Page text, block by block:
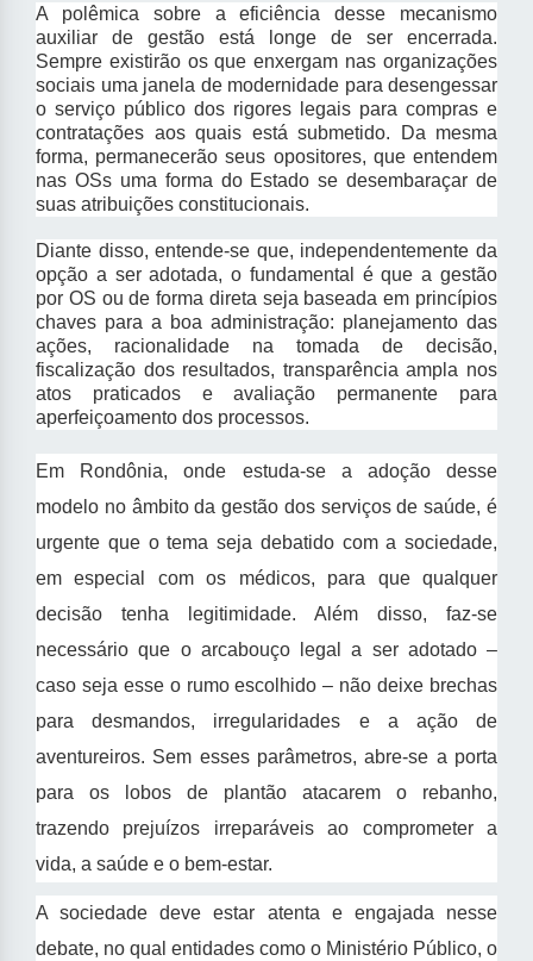
A polêmica sobre a eficiência desse mecanismo
auxiliar de gestão está longe de ser encerrada.
Sempre existirão os que enxergam nas organizações
sociais uma janela de modernidade para desengessar
o serviço público dos rigores legais para compras e
contratações aos quais está submetido. Da mesma
forma, permanecerão seus opositores, que entendem
nas OSs uma forma do Estado se desembaraçar de
suas atribuições constitucionais.
Diante disso, entende-se que, independentemente da
opção a ser adotada, o fundamental é que a gestão
por OS ou de forma direta seja baseada em princípios
chaves para a boa administração: planejamento das
ações, racionalidade na tomada de decisão,
fiscalização dos resultados, transparência ampla nos
atos praticados e avaliação permanente para
aperfeiçoamento dos processos.
Em Rondônia, onde estuda-se a adoção desse
modelo no âmbito da gestão dos serviços de saúde, é
urgente que o tema seja debatido com a sociedade,
em especial com os médicos, para que qualquer
decisão tenha legitimidade. Além disso, faz-se
necessário que o arcabouço legal a ser adotado –
caso seja esse o rumo escolhido – não deixe brechas
para desmandos, irregularidades e a ação de
aventureiros. Sem esses parâmetros, abre-se a porta
para os lobos de plantão atacarem o rebanho,
trazendo prejuízos irreparáveis ao comprometer a
vida, a saúde e o bem-estar.
A sociedade deve estar atenta e engajada nesse
debate, no qual entidades como o Ministério Público, o